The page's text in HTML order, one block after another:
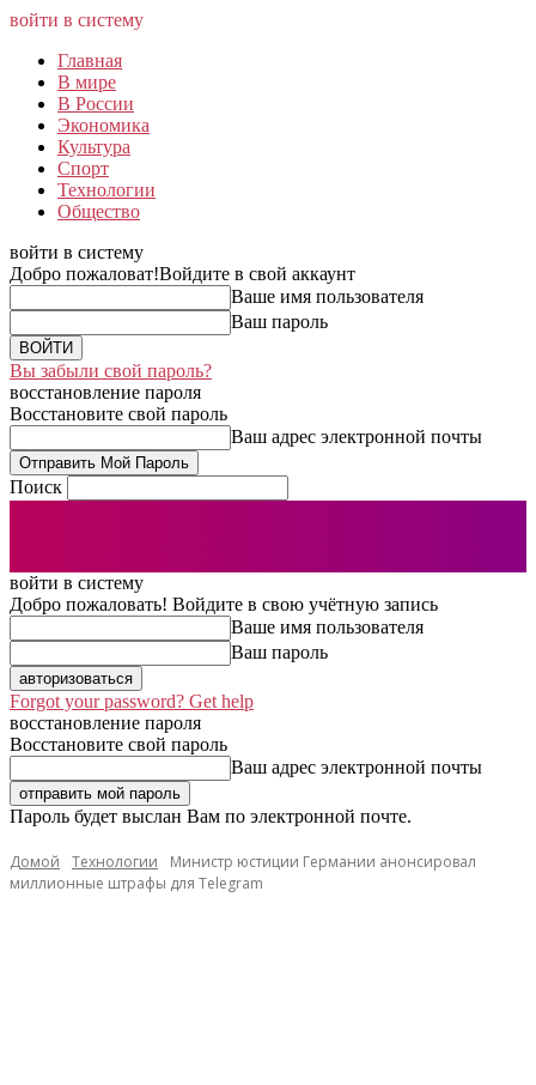
войти в систему
Главная
В мире
В России
Экономика
Культура
Спорт
Технологии
Общество
войти в систему
Добро пожаловат!Войдите в свой аккаунт
Ваше имя пользователя
Ваш пароль
Вы забыли свой пароль?
восстановление пароля
Восстановите свой пароль
Ваш адрес электронной почты
Поиск
войти в систему
Добро пожаловать! Войдите в свою учётную запись
Ваше имя пользователя
Ваш пароль
Forgot your password? Get help
восстановление пароля
Восстановите свой пароль
Ваш адрес электронной почты
Пароль будет выслан Вам по электронной почте.
Домой Технологии
Министр юстиции Германии анонсировал
миллионные штрафы для Telegram